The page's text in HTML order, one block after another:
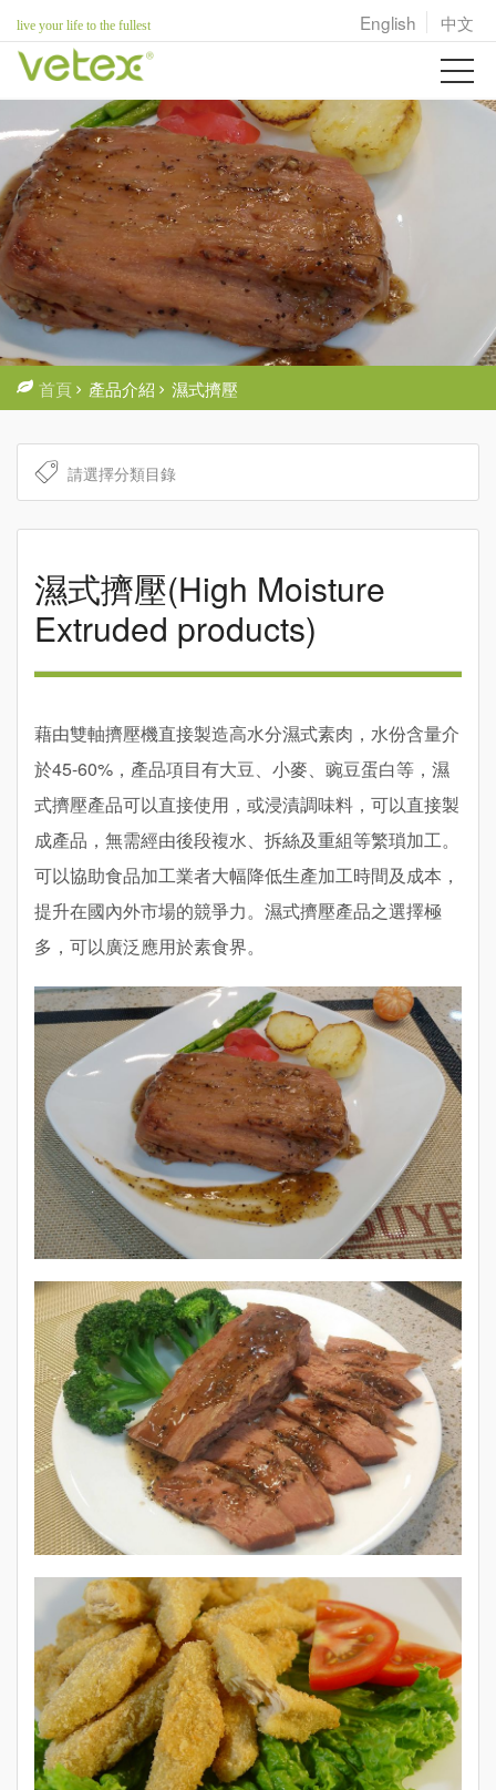
live your life to the fullest English 中文
首頁 產品介紹 濕式擠壓
濕式擠壓(High Moisture
Extruded products)
藉由雙軸擠壓機直接製造高水分濕式素肉，水份含量介
於45-60%，產品項目有大豆、小麥、豌豆蛋白等，濕
式擠壓產品可以直接使用，或浸漬調味料，可以直接製
成產品，無需經由後段複水、拆絲及重組等繁瑣加工。
可以協助食品加工業者大幅降低生產加工時間及成本，
提升在國內外市場的競爭力。濕式擠壓產品之選擇極
多，可以廣泛應用於素食界。